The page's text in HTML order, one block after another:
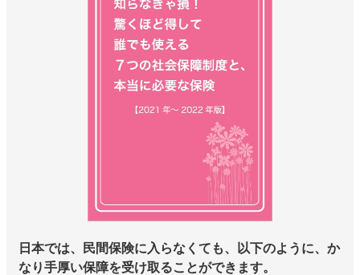
日本では、民間保険に入らなくても、以下のように、か
なり手厚い保障を受け取ることができます。